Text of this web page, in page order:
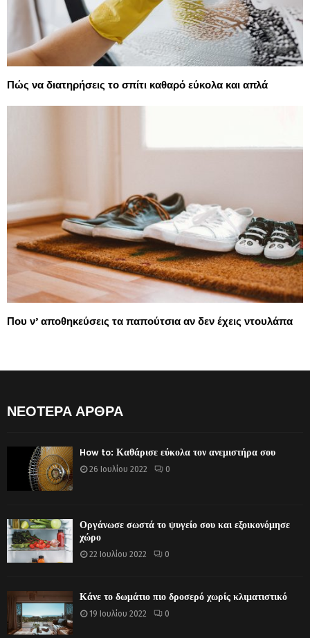
Πώς να διατηρήσεις το σπίτι καθαρό εύκολα και απλά
Που ν’ αποθηκεύσεις τα παπούτσια αν δεν έχεις ντουλάπα
ΝΕΟΤΕΡΑ ΑΡΘΡΑ
How to: Καθάρισε εύκολα τον ανεμιστήρα σου
26 Ιουλίου 2022 0
Οργάνωσε σωστά το ψυγείο σου και εξοικονόμησε
χώρο
22 Ιουλίου 2022 0
Κάνε το δωμάτιο πιο δροσερό χωρίς κλιματιστικό
19 Ιουλίου 2022 0